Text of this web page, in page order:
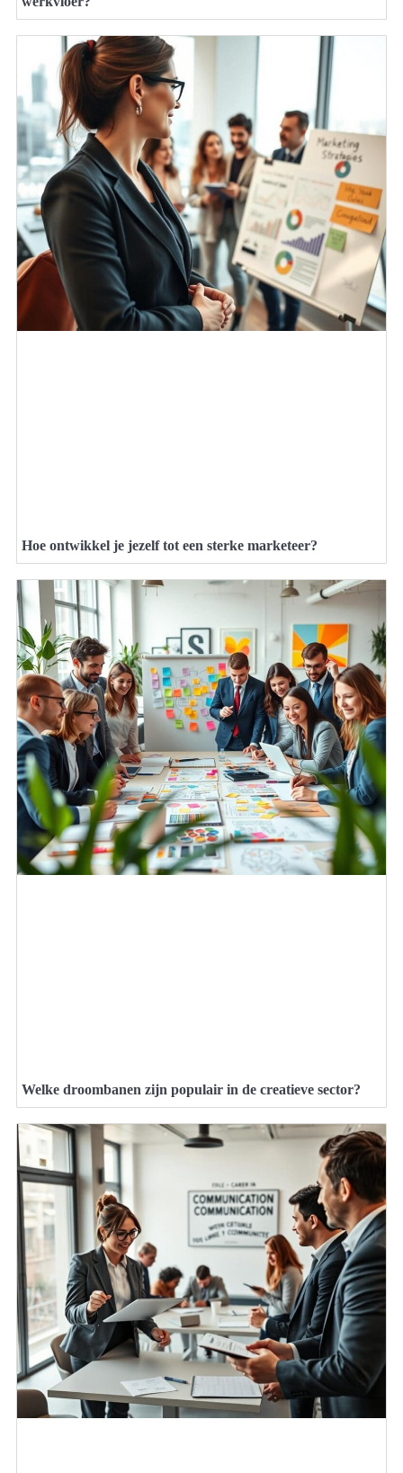
Hoe ontwikkel je jezelf tot een sterke marketeer?
Welke droombanen zijn populair in de creatieve sector?